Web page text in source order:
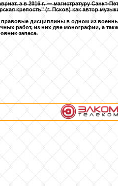
а в 2016 г. — магистратуру
крепость" (г. Псков) как автор
дисциплины в одном из
работ, из них две монографии, а
запаса.